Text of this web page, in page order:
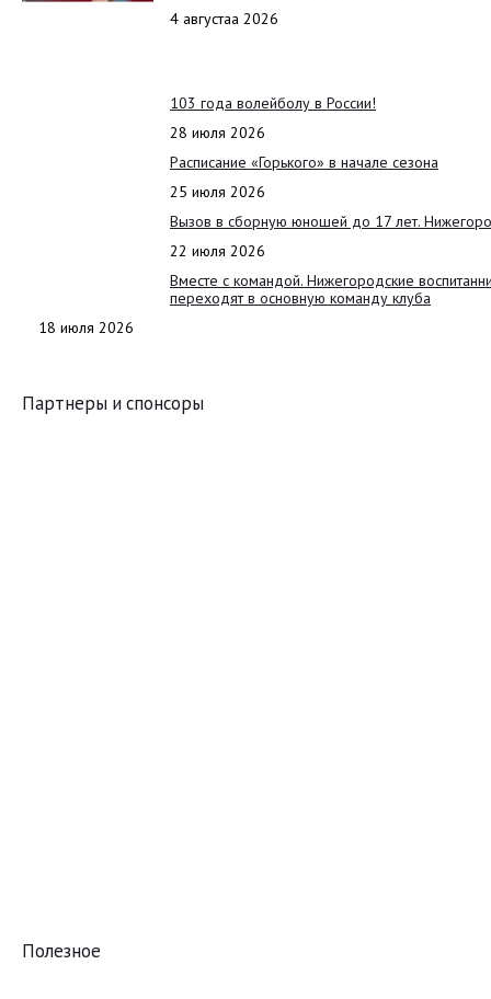
4 августаа 2026
103 года волейболу в России!
28 июля 2026
Расписание «Горького» в начале сезона
25 июля 2026
Вызов в сборную юношей до 17 лет.
22 июля 2026
Вместе с командой. Нижегородские
переходят в основную команду клуба
18 июля 2026
Партнеры и спонсоры
Полезное